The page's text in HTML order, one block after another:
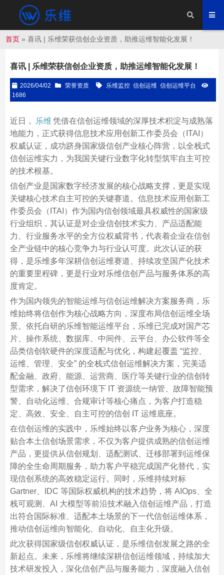
首页 »喜讯 | 乐维荣获信创企业资质，助推运维智能化发展！
喜讯 | 乐维荣获信创企业资质，助推运维智能化发展！
2026/04/02 荣誉资质 乐维监控 信创运维 信创运维平台
1686
近日， 乐维 凭借在信创运维领域的深厚技术积淀与成熟落
地能力，正式获得信息技术应用创新工作委员会（ITAI）
权威认证，成功跻身国家级信创产业核心阵营，以全栈式
信创运维实力，为我国关键行业数字化转型筑牢自主可控
的技术根基。
信创产业是国家数字经济发展的核心战略支撑，更是实现
关键核心技术自主可控的关键赛道。信息技术应用创新工
作委员会（ITAI）作为国内信创领域最具权威性的国家级
行业组织，其认证是对企业信创技术实力、产品适配能
力、行业服务水平的全方位权威背书，代表着企业在信创
全产业链中的核心竞争力与行业认可度。此次认证的获
得，是乐维多年深耕信创运维赛道、持续攻坚国产化技术
的重要里程碑，更是行业对乐维信创产品与服务体系的高
度肯定。
作为国内领先的智能运维与信创运维解决方案服务商，乐
维始终将信创作为核心战略方向，深度布局信创运维全场
景。依托自研的乐维智能运维平台，乐维已完成对国产芯
片、操作系统、数据库、中间件、云平台、办公软件等全
品类信创软硬件的深度适配与优化，构建起覆盖 “监控、
运维、管理、安全” 的全栈式信创运维解决方案，完美适
配金融、政府、能源、运营商、医疗等关键行业的信创转
型需求，解决了信创环境下 IT 资源统一纳管、故障智能预
警、自动化运维、合规审计等核心痛点，为客户打造稳
定、高效、安全、自主可控的信创 IT 运维底座。
在信创运维的实践中，乐维始终以客户业务为核心，深度
贴合本土信创场景需求，不仅为客户提供成熟的信创运维
产品，更提供从信创规划、适配测试、迁移部署到运维保
障的全生命周期服务，助力客户平稳完成国产化替代，实
现信创系统的高效稳定运行。同时，乐维持续对标
Gartner、IDC 等国际权威机构的技术趋势，将 AIOps、全
栈可观测、AI 大模型等前沿技术融入信创运维产品，打造
出符合国际标准、适配本土场景的下一代信创运维体系，
推动信创运维向智能化、自动化、自主化升级。
此次获得国家级信创权威认证，是乐维信创发展之路的全
新起点。未来，乐维将继续深耕信创运维领域，持续加大
技术研发投入，深化信创产品与服务能力，深度融入信创